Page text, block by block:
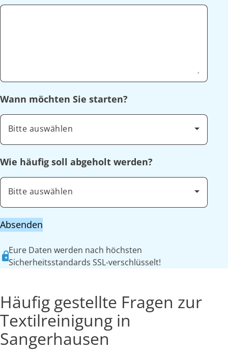
Wann möchten Sie starten?
Bitte auswählen
Wie häufig soll abgeholt werden?
Bitte auswählen
Absenden
Eure Daten werden nach höchsten
Sicherheitsstandards SSL-verschlüsselt!
Häufig gestellte Fragen zur
Textilreinigung in
Sangerhausen